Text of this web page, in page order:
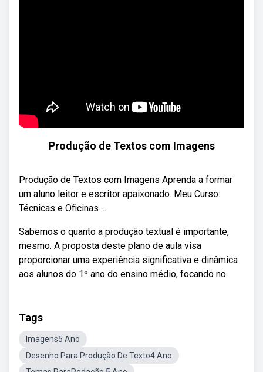
Produção de Textos com Imagens
Produção de Textos com Imagens Aprenda a formar
um aluno leitor e escritor apaixonado. Meu Curso:
Técnicas e Oficinas ...
Sabemos o quanto a produção textual é importante,
mesmo. A proposta deste plano de aula visa
proporcionar uma experiência significativa e dinâmica
aos alunos do 1º ano do ensino médio, focando no.
Tags
Imagens5 Ano
Desenho Para Produção De Texto4 Ano